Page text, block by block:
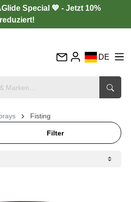
Special 💙 - Jetzt 10%
reduziert!
DE
IT
Fisting
Filter